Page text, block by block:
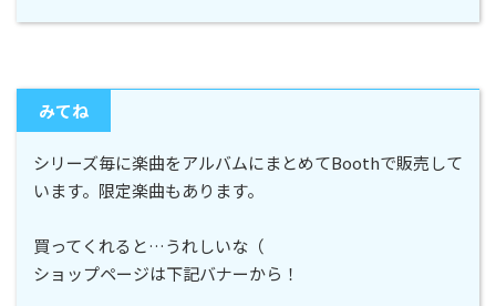
みてね
シリーズ毎に楽曲をアルバムにまとめてBoothで販売して
います。限定楽曲もあります。
買ってくれると…うれしいな（
ショップページは下記バナーから！